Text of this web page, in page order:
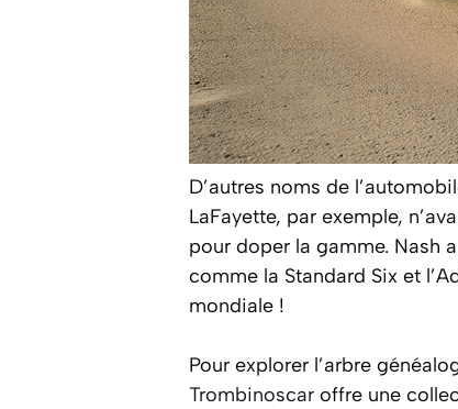
D’autres noms de
LaFayette, par exemple,
pour doper la gamme. Nash
comme la Standard Six et
mondiale !
Pour explorer l’arbre
Trombinoscar offre une